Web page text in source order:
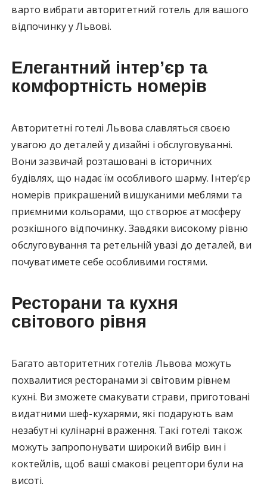
варто вибрати авторитетний готель для вашого
відпочинку у Львові.
Елегантний інтер’єр та
комфортність номерів
Авторитетні готелі Львова славляться своєю
увагою до деталей у дизайні і обслуговуванні.
Вони зазвичай розташовані в історичних
будівлях, що надає їм особливого шарму. Інтер’єр
номерів прикрашений вишуканими меблями та
приємними кольорами, що створює атмосферу
розкішного відпочинку. Завдяки високому рівню
обслуговування та ретельній увазі до деталей, ви
почуватимете себе особливими гостями.
Ресторани та кухня
світового рівня
Багато авторитетних готелів Львова можуть
похвалитися ресторанами зі світовим рівнем
кухні. Ви зможете смакувати страви, приготовані
видатними шеф-кухарями, які подарують вам
незабутні кулінарні враження. Такі готелі також
можуть запропонувати широкий вибір вин і
коктейлів, щоб ваші смакові рецептори були на
висоті.